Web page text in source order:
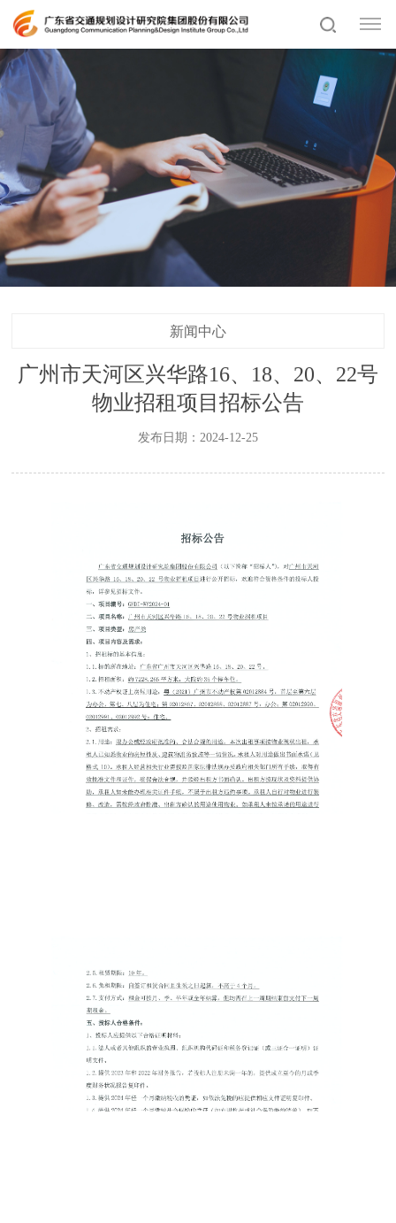
新闻中心
广州市天河区兴华路16、18、20、22号
物业招租项目招标公告
发布日期：2024-12-25